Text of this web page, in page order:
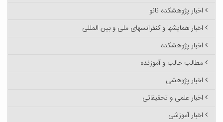
اخبار پژوهشکده نانو
اخبار همایشها و کنفرانسهای ملی و بین المللی
اخبار پژوهشکده
مطالب جالب و آموزنده
اخبار پژوهشی
اخبار علمی و تحقیقاتی
اخبار آموزشی